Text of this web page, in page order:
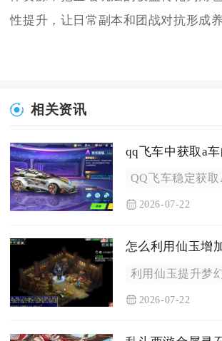
性提升，让日常副本和团战对抗形成养
相关资讯
qq飞车中获取a
2026-07-22
2026-07-22